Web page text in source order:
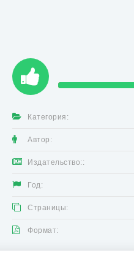
Категория:
Автор:
Издательство::
Год:
Страницы:
Формат: